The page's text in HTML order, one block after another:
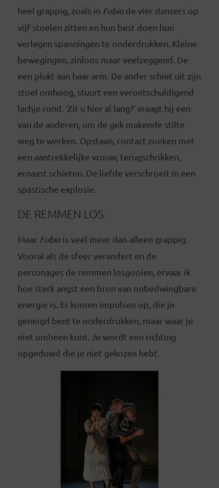
heel grappig, zoals in Fobiade vier dansers op
vijf stoelen zitten en hun best doen hun
verlegen spanningen te onderdrukken. Kleine
bewegingen, zinloos maar veelzeggend. De
een plukt aan haar arm. De ander schiet uit zijn
stoel omhoog, stuurt een verontschuldigend
lachje rond. ‘Zit u hier al lang?’ vraagt hij een
van de anderen, om de gek makende stilte
weg te werken. Opstaan, contact zoeken met
een aantrekkelijke vrouw, terugschrikken,
ernaast schieten. De liefde verschroeit in een
spastische explosie.
DE REMMEN LOS
Maar Fobiais veel meer dan alleen grappig.
Vooral als de sfeer verandert en de
personages de remmen losgooien, ervaar ik
hoe sterk angst een bron van onbedwingbare
energie is. Er komen impulsen op, die je
geneigd bent te onderdrukken, maar waar je
niet omheen kunt. Je wordt een richting
opgeduwd die je niet gekozen hebt.